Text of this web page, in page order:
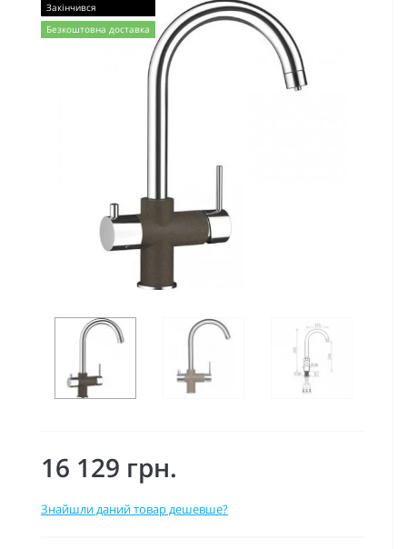
Закінчився
Безкоштовна доставка
16 129 грн.
Знайшли даний товар дешевше?